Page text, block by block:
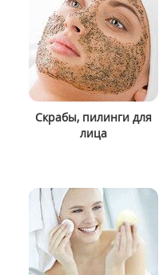
Скрабы, пилинги для
лица